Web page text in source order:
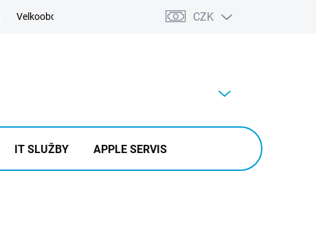
Velkoobchod Výkup CZK
IT SLUŽBY APPLE SERVIS